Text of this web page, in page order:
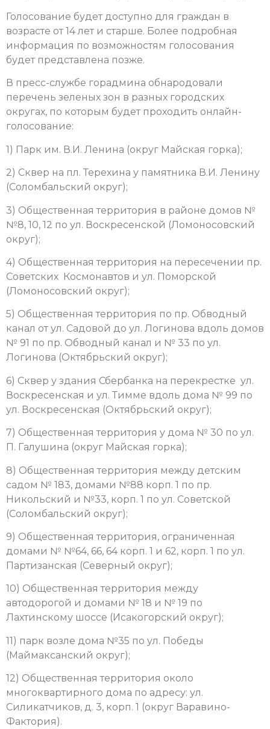
Голосование будет доступно для граждан в
возрасте от 14 лет и старше. Более подробная
информация по возможностям голосования
будет представлена позже.
В пресс-службе горадмина обнародовали
перечень зеленых зон в разных городских
округах, по которым будет проходить онлайн-
голосование:
1) Парк им. В.И. Ленина (округ Майская горка);
2) Сквер на пл. Терехина у памятника В.И. Ленину
(Соломбальский округ);
3) Общественная территория в районе домов №
№8, 10, 12 по ул. Воскресенской (Ломоносовский
округ);
4) Общественная территория на пересечении пр.
Советских Космонавтов и ул. Поморской
(Ломоносовский округ);
5) Общественная территория по пр. Обводный
канал от ул. Садовой до ул. Логинова вдоль домов
№ 91 по пр. Обводный канал и № 33 по ул.
Логинова (Октябрьский округ);
6) Сквер у здания Сбербанка на перекрестке ул.
Воскресенская и ул. Тимме вдоль дома № 99 по
ул. Воскресенская (Октябрьский округ);
7) Общественная территория у дома № 30 по ул.
П. Галушина (округ Майская горка);
8) Общественная территория между детским
садом № 183, домами №88 корп. 1 по пр.
Никольский и №33, корп. 1 по ул. Советской
(Соломбальский округ);
9) Общественная территория, ограниченная
домами № №64, 66, 64 корп. 1 и 62, корп. 1 по ул.
Партизанская (Северный округ);
10) Общественная территория между
автодорогой и домами № 18 и № 19 по
Лахтинскому шоссе (Исакогорский округ);
11) парк возле дома №35 по ул. Победы
(Маймаксанский округ);
12) Общественная территория около
многоквартирного дома по адресу: ул.
Силикатчиков, д. 3, корп. 1 (округ Варавино-
Фактория).